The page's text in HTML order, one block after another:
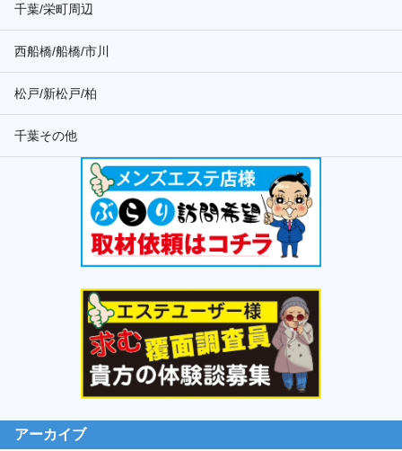
千葉/栄町周辺
西船橋/船橋/市川
松戸/新松戸/柏
千葉その他
アーカイブ